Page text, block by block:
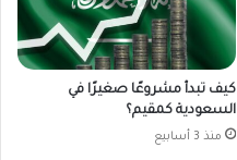
كيف تبدأ مشروعًا صغيرًا في
السعودية كمقيم؟
منذ 3 أسابيع